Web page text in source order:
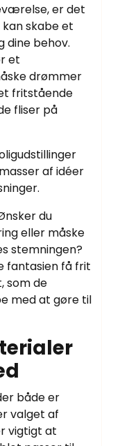
er det
skabe et
dine behov.
et
drømmer
fritstående
fliser på
af idéer
du
eller måske
stemningen?
fantasien få frit
som de
med at gøre til
både er
valget af
vigtigt at